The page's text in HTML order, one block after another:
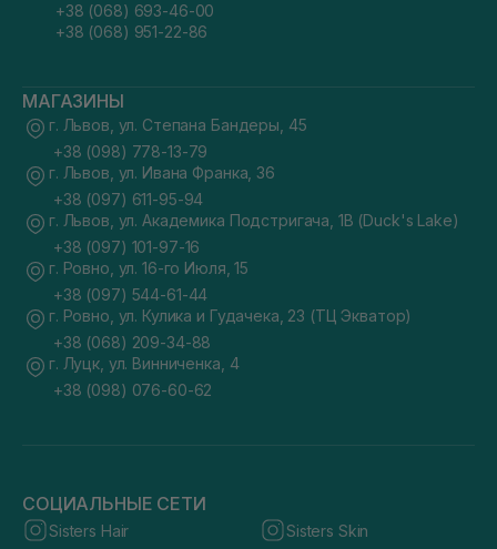
+38 (068) 693-46-00
+38 (068) 951-22-86
МАГАЗИНЫ
г. Львов, ул. Степана Бандеры, 45
+38 (098) 778-13-79
г. Львов, ул. Ивана Франка, 36
+38 (097) 611-95-94
г. Львов, ул. Академика Подстригача, 1В (Duck's Lake)
+38 (097) 101-97-16
г. Ровно, ул. 16-го Июля, 15
+38 (097) 544-61-44
г. Ровно, ул. Кулика и Гудачека, 23 (ТЦ Экватор)
+38 (068) 209-34-88
г. Луцк, ул. Винниченка, 4
+38 (098) 076-60-62
СОЦИАЛЬНЫЕ СЕТИ
Sisters Hair Sisters Skin